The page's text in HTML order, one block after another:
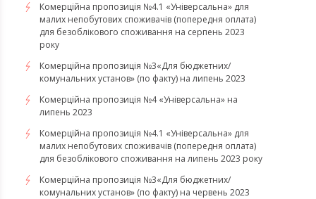
Комерційна пропозиція №4.1 «Універсальна» для
малих непобутових споживачів (попередня оплата)
для безоблікового споживання на серпень 2023
року
​​​​​​​Комерційна пропозиція №3«Для бюджетних/
комунальних установ» (по факту) на липень 2023
Комерційна пропозиція №4 «Універсальна» на
липень 2023
Комерційна пропозиція №4.1 «Універсальна» для
малих непобутових споживачів (попередня оплата)
для безоблікового споживання на липень 2023 року
Комерційна пропозиція №3«Для бюджетних/
комунальних установ» (по факту) на червень 2023